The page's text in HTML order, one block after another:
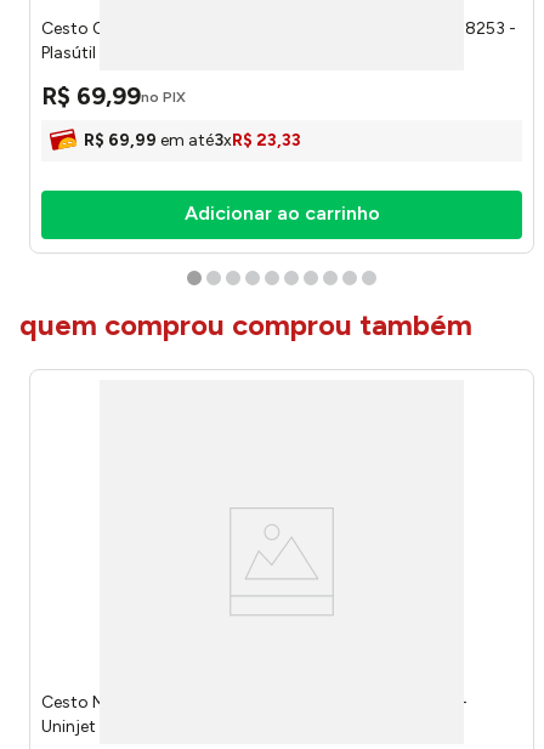
Cesto Organizador Redondo Alto Fendi Fita 37 Litros 18253 -
Plasútil
R$ 69,99no PIX
R$ 69,99 em até3xR$ 23,33
Adicionar ao carrinho
quem comprou comprou também
Cesto Multiuso Médio Plástico Rosa 20x15,5x6,5 1032 -
Uninjet